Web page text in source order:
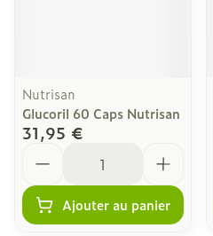
Nutrisan
Glucoril 60 Caps Nutrisan
31,95 €
Ajouter au panier